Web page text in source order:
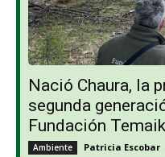
Nació Chaura, la
segunda
Fundación
Ambiente Patricia Escobar